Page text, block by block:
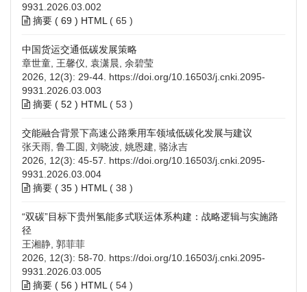
9931.2026.03.002
摘要 ( 69 ) HTML ( 65 )
中国货运交通低碳发展策略
章世童, 王馨仪, 袁潇晨, 余碧莹
2026, 12(3): 29-44. https://doi.org/10.16503/j.cnki.2095-
9931.2026.03.003
摘要 ( 52 ) HTML ( 53 )
交能融合背景下高速公路乘用车领域低碳化发展与建议
张天雨, 鲁工圆, 刘晓波, 姚恩建, 骆泳吉
2026, 12(3): 45-57. https://doi.org/10.16503/j.cnki.2095-
9931.2026.03.004
摘要 ( 35 ) HTML ( 38 )
“双碳”目标下贵州氢能多式联运体系构建：战略逻辑与实施路
径
王湘静, 郭菲菲
2026, 12(3): 58-70. https://doi.org/10.16503/j.cnki.2095-
9931.2026.03.005
摘要 ( 56 ) HTML ( 54 )